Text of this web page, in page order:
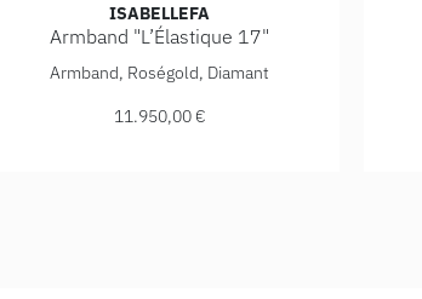
17/41ARM-GG, Preis: 11.950,00 €
ISABELLEFA
Armband "L’Élastique 17"
IsabelleFa Armband "L’Élastique 17", Ref:
Armband, Roségold, Diamant
11.950,00 €